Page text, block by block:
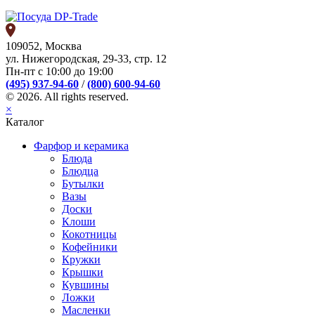
109052, Москва
ул. Нижегородская, 29-33, стр. 12
Пн-пт с 10:00 до 19:00
(495) 937-94-60 /(800) 600-94-60
© 2026. All rights reserved.
×
Каталог
Фарфор и керамика
Блюда
Блюдца
Бутылки
Вазы
Доски
Клоши
Кокотницы
Кофейники
Кружки
Крышки
Кувшины
Ложки
Масленки